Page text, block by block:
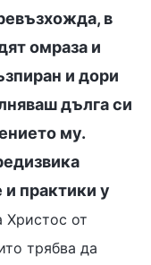
в
омраза и
и дори
дълга си
му.
и практики у
Христос от
трябва да